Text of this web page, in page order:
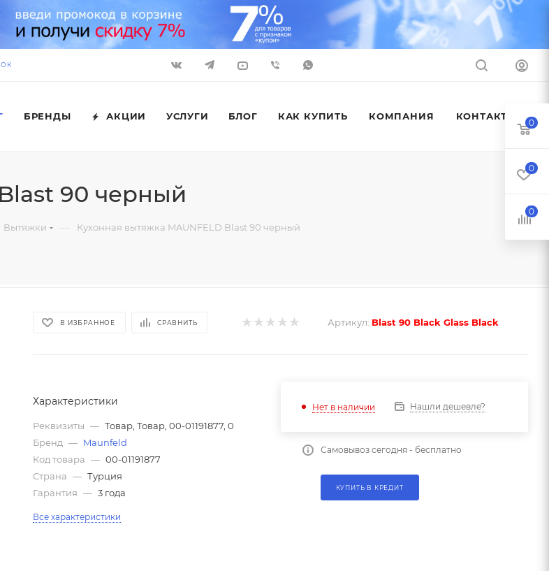
БРЕНДЫ АКЦИИ УСЛУГИ БЛОГ КАК КУПИТЬ КОМПАНИЯ КОНТАКТЫ
90 черный
Вытяжки — Кухонная вытяжка MAUNFELD Blast 90 черный
В ИЗБРАННОЕ СРАВНИТЬ Артикул: Blast 90 Black Glass Black
Характеристики
Реквизиты — Товар, Товар, 00-01191877, 0
Бренд — Maunfeld
Код товара — 00-01191877
Страна — Турция
Гарантия — 3 года
Все характеристики
Нет в наличии Нашли дешевле?
Самовывоз сегодня - бесплатно
КУПИТЬ В КРЕДИТ
0
0
0